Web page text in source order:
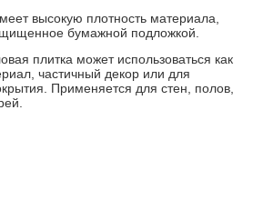
высокую плотность материала,
бумажной подложкой.
плитка может использоваться как
частичный декор или для
Применяется для стен, полов,